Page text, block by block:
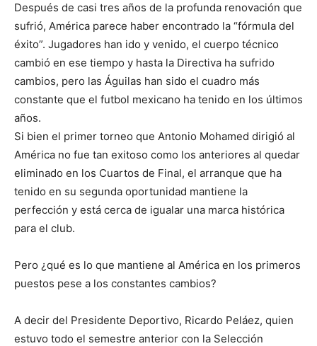
Después de casi tres años de la profunda renovación que
sufrió, América parece haber encontrado la “fórmula del
éxito”. Jugadores han ido y venido, el cuerpo técnico
cambió en ese tiempo y hasta la Directiva ha sufrido
cambios, pero las Águilas han sido el cuadro más
constante que el futbol mexicano ha tenido en los últimos
años.
Si bien el primer torneo que Antonio Mohamed dirigió al
América no fue tan exitoso como los anteriores al quedar
eliminado en los Cuartos de Final, el arranque que ha
tenido en su segunda oportunidad mantiene la
perfección y está cerca de igualar una marca histórica
para el club.
Pero ¿qué es lo que mantiene al América en los primeros
puestos pese a los constantes cambios?
A decir del Presidente Deportivo, Ricardo Peláez, quien
estuvo todo el semestre anterior con la Selección